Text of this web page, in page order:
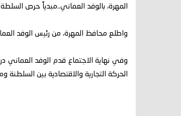
المهرة، بالوفد العماني..مبدياً حرص
واطلع محافظ المهرة، من رئيس الوفد
وفي نهاية الاجتماع قدم الوفد العماني
الحركة التجارية والاقتصادية بين السلطنة